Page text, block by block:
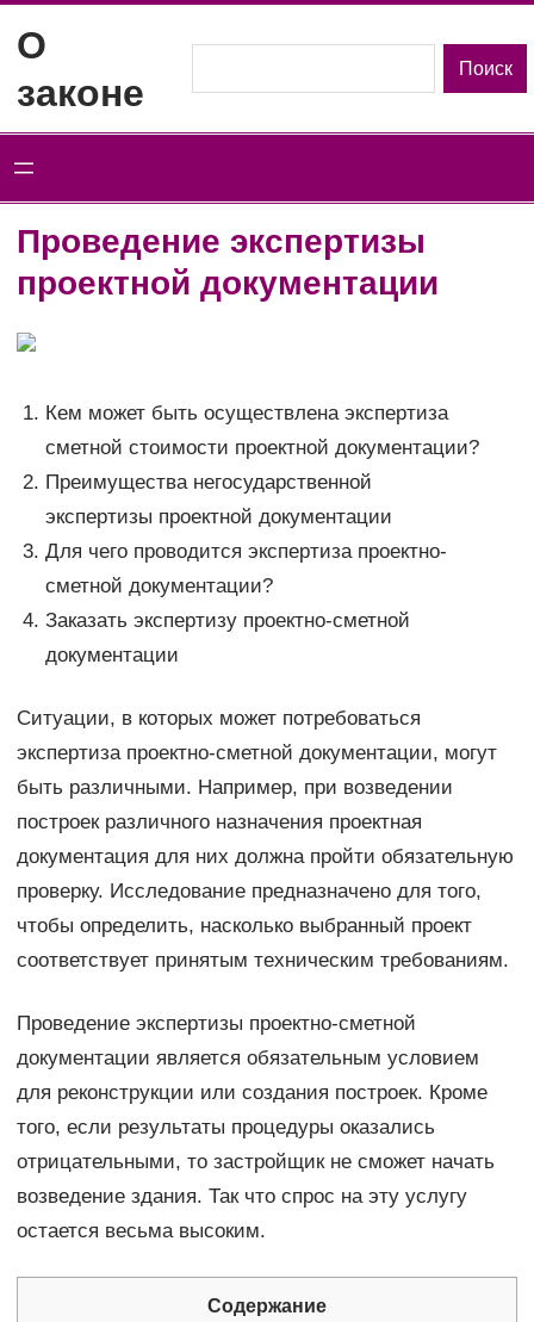
содержимому
О
законе
Поиск
Проведение экспертизы
проектной документации
Кем может быть осуществлена экспертиза
сметной стоимости проектной документации?
Преимущества негосударственной
экспертизы проектной документации
Для чего проводится экспертиза проектно-
сметной документации?
Заказать экспертизу проектно-сметной
документации
Ситуации, в которых может потребоваться
экспертиза проектно-сметной документации, могут
быть различными. Например, при возведении
построек различного назначения проектная
документация для них должна пройти обязательную
проверку. Исследование предназначено для того,
чтобы определить, насколько выбранный проект
соответствует принятым техническим требованиям.
Проведение экспертизы проектно-сметной
документации является обязательным условием
для реконструкции или создания построек. Кроме
того, если результаты процедуры оказались
отрицательными, то застройщик не сможет начать
возведение здания. Так что спрос на эту услугу
остается весьма высоким.
Содержание